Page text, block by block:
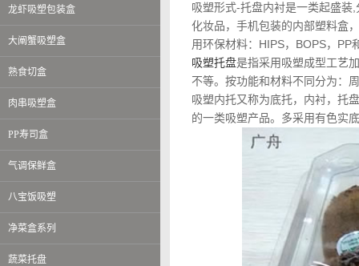
龙虾吸塑包装盒
大阐蟹吸塑盒
熟食切盒
肉串吸塑盒
PP寿司盒
气调保鲜盒
八宝饭吸塑
净菜盒系列
蔬菜托盘
吸塑形式-托盘内衬是一类起盛装
化妆品，手机包装的内部塑料盒
用环保材料：HIPS，BOPS，PP
吸塑托盘是指采用吸塑成型工艺
不等。按功能和材料不同分为：
吸塑内托又称为底托，内衬，托
的一类吸塑产品。多采用有色实